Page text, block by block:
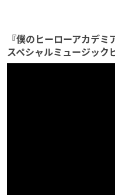
『僕のヒーローアカデ
スペシャルミュージック